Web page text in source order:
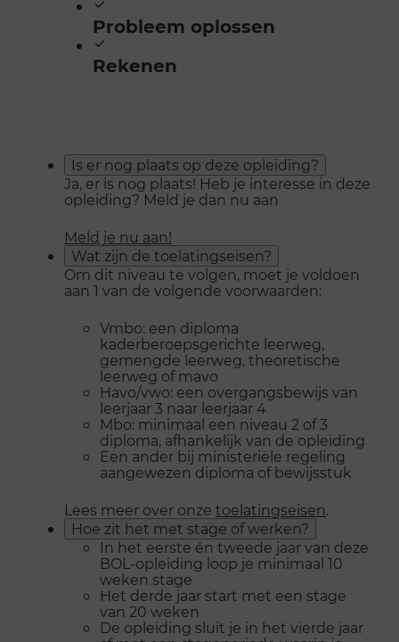
Probleem oplossen
Rekenen
Is er nog plaats op deze opleiding?
Ja, er is nog plaats! Heb je interesse in deze
opleiding? Meld je dan nu aan
Meld je nu aan!
Wat zijn de toelatingseisen?
Om dit niveau te volgen, moet je voldoen
aan 1 van de volgende voorwaarden:
Vmbo: een diploma
kaderberoepsgerichte leerweg,
gemengde leerweg, theoretische
leerweg of mavo
Havo/vwo: een overgangsbewijs van
leerjaar 3 naar leerjaar 4
Mbo: minimaal een niveau 2 of 3
diploma, afhankelijk van de opleiding
Een ander bij ministeriële regeling
aangewezen diploma of bewijsstuk
Lees meer over onze toelatingseisen.
Hoe zit het met stage of werken?
In het eerste én tweede jaar van deze
BOL-opleiding loop je minimaal 10
weken stage
Het derde jaar start met een stage
van 20 weken
De opleiding sluit je in het vierde jaar